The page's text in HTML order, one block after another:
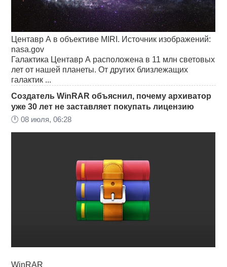
Центавр А в объективе MIRI. Источник изображений:
nasa.gov
Галактика Центавр А расположена в 11 млн световых
лет от нашей планеты. От других близлежащих
галактик ...
Создатель WinRAR объяснил, почему архиватор
уже 30 лет не заставляет покупать лицензию
🕛08 июля, 06:28
WinRAR